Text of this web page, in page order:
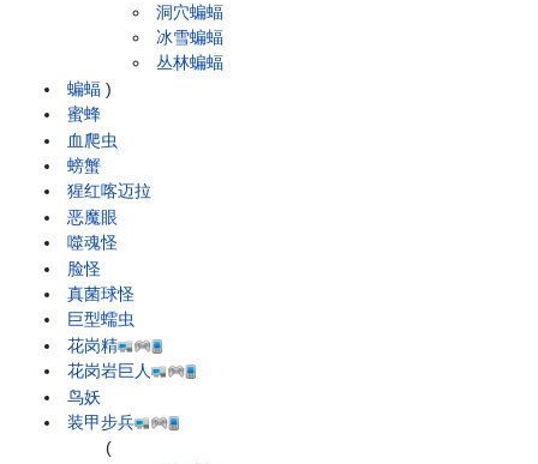
蝙蝠
洞穴蝙蝠
冰雪蝙蝠
丛林蝙蝠
)
蜜蜂
血爬虫
螃蟹
猩红喀迈拉
恶魔眼
噬魂怪
脸怪
真菌球怪
巨型蠕虫
花岗精
花岗岩巨人
鸟妖
装甲步兵
(